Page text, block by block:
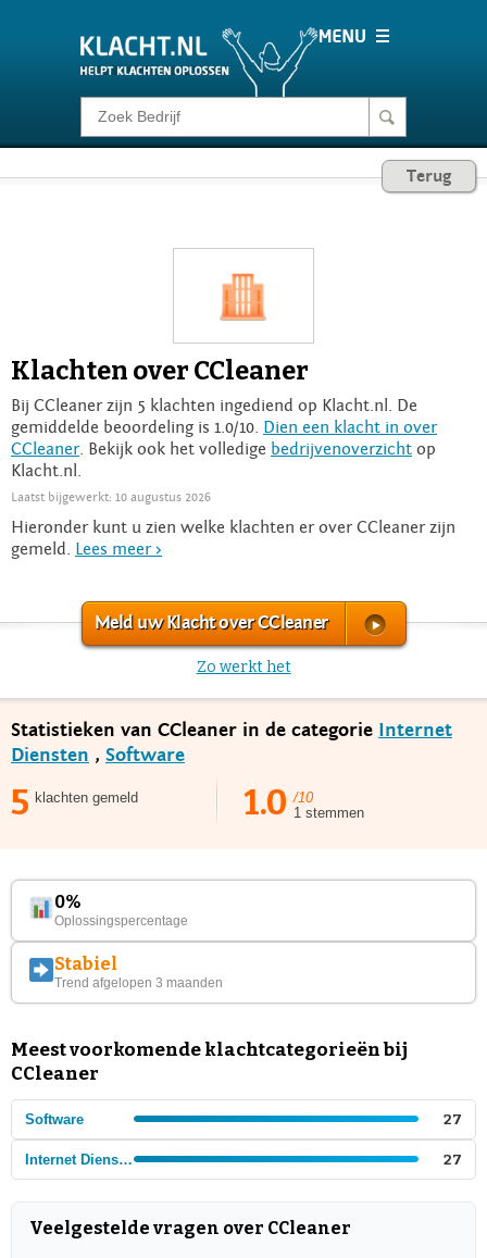
Klacht melden
Login
Terug
Klachten over CCleaner
Bij CCleaner zijn 5 klachten ingediend op Klacht.nl. De
gemiddelde beoordeling is 1.0/10. Dien een klacht in over
CCleaner. Bekijk ook het volledige bedrijvenoverzicht op
Klacht.nl.
Laatst bijgewerkt: 10 augustus 2026
Hieronder kunt u zien welke klachten er over CCleaner zijn
gemeld. Lees meer >
Meld uw Klacht over CCleaner
Zo werkt het
Statistieken van CCleaner in de categorie Internet
Diensten , Software
5 klachten gemeld 1.0 /10
1 stemmen
0%
Oplossingspercentage
Stabiel
Trend afgelopen 3 maanden
Meest voorkomende klachtcategorieën bij
CCleaner
Software 27
Internet Diensten 27
Veelgestelde vragen over CCleaner